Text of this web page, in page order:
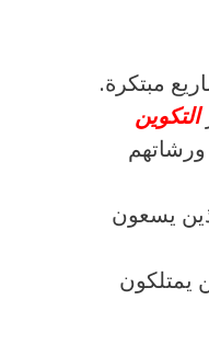
مبتكرة.
التكوين
يسعون
يمتلكون